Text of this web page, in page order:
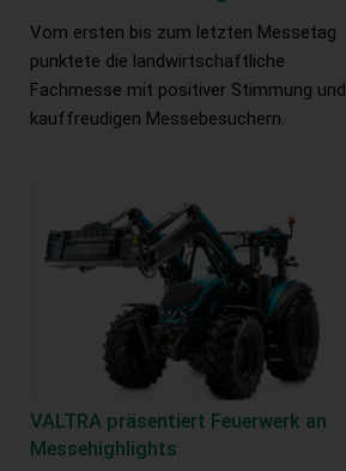
Vom ersten bis zum letzten Messetag
punktete die landwirtschaftliche
Fachmesse mit positiver Stimmung und
kauffreudigen Messebesuchern.
VALTRA präsentiert Feuerwerk an
Messehighlights